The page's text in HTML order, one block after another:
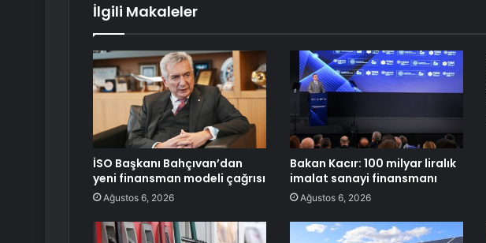
İlgili Makaleler
İSO Başkanı Bahçıvan’dan
yeni finansman modeli çağrısı
Ağustos 6, 2026
Bakan Kacır: 100 milyar liralık
imalat sanayi finansmanı
Ağustos 6, 2026